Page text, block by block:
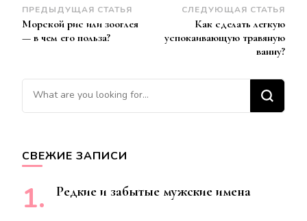
Навигация
по
ПРЕДЫДУЩАЯ СТАТЬЯ
Морской рис или зооглея
— в чем его польза?
СЛЕДУЮЩАЯ СТАТЬЯ
Как сделать легкую
успокаивающую травяную
ванну?
Ищите
что-
СВЕЖИЕ ЗАПИСИ
Редкие и забытые мужские имена